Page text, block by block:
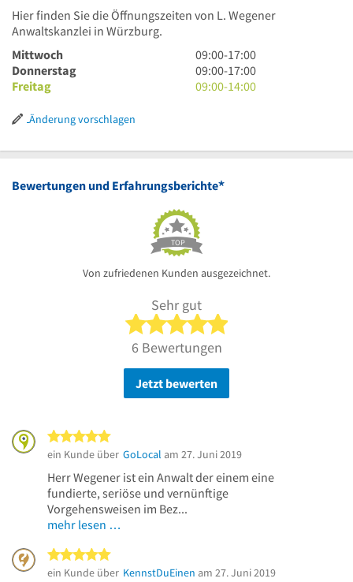
Hier finden Sie die Öffnungszeiten von L. Wegener
Anwaltskanzlei in Würzburg.
Mittwoch
9
Uhr
bis
09:00-17:00
Donnerstag
9
Uhr
09:00-17:00
Freitag
9
Uhr
09:00-14:00
Änderung vorschlagen
Bewertungen und Erfahrungsberichte*
TOP
Von zufriedenen Kunden ausgezeichnet.
Sehr gut
5 von 5 Sternen
6 Bewertungen
Jetzt bewerten
ein Kunde über GoLocal am 27. Juni 2019
Herr Wegener ist ein Anwalt der einem eine
fundierte, seriöse und vernünftige
Vorgehensweisen im Bez...
mehr lesen …
ein Kunde über KennstDuEinen am 27. Juni 2019